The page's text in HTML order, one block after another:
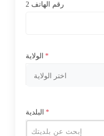
رقم الهاتف 2
الولاية *
البلدية *
إبحث عن بلديتك